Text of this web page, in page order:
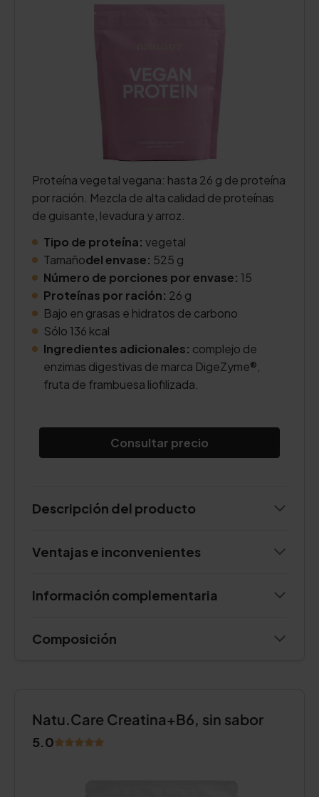
Proteína vegetal vegana: hasta 26 g de proteína
por ración. Mezcla de alta calidad de proteínas
de guisante, levadura y arroz.
Tipo de proteína: vegetal
Tamañodel envase: 525 g
Número de porciones por envase: 15
Proteínas por ración: 26 g
Bajo en grasas e hidratos de carbono
Sólo 136 kcal
Ingredientes adicionales: complejo de
enzimas digestivas de marca DigeZyme®,
fruta de frambuesa liofilizada.
Consultar precio
Descripción del producto
Ventajas e inconvenientes
Información complementaria
Composición
Natu.Care Creatina+B6, sin sabor
5.0